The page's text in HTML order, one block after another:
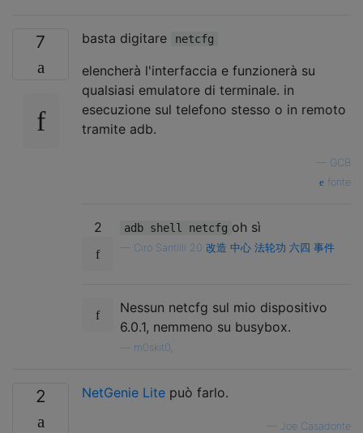
7 basta digitare netcfg
elencherà l'interfaccia e funzionerà su
qualsiasi emulatore di terminale. in
esecuzione sul telefono stesso o in remoto
tramite adb.
GCB
fonte
2 adb shell netcfg oh sì
Ciro Santilli 20 改造 中心 法轮功 六四 事件
Nessun netcfg sul mio dispositivo
6.0.1, nemmeno su busybox.
m0skit0,
2 NetGenie Lite può farlo.
Joe Casadonte